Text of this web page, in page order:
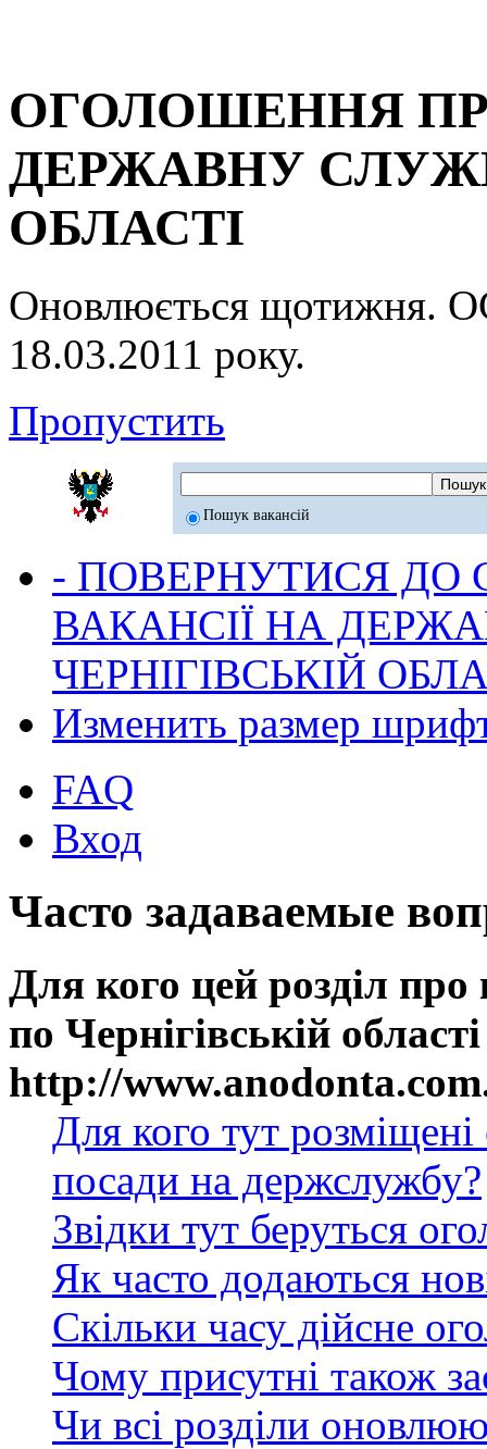
ОГОЛОШЕННЯ
ДЕРЖАВНУ
ОБЛАСТІ
Оновлюється
18.03.2011 року.
Пропустить
Пошук вакансій
- ПОВЕРНУТИСЯ ДО
ВАКАНСІЇ НА
ЧЕРНІГІВСЬКІЙ
Изменить размер
FAQ
Вход
Часто задаваемые
Для кого цей розділ
по Чернігівській
http://
Для кого тут
посади на держслужбу?
Звідки тут беруться
Як часто додаються
Скільки часу дійсне
Чому присутні також
Чи всі розділи